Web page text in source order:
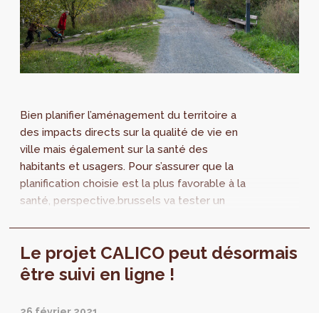
Bien planifier l’aménagement du territoire a
des impacts directs sur la qualité de vie en
ville mais également sur la santé des
habitants et usagers. Pour s’assurer que la
planification choisie est la plus favorable à la
santé, perspective.brussels va tester un
Le projet CALICO peut désormais
être suivi en ligne !